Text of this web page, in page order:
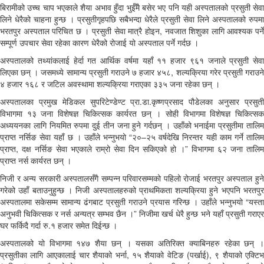
बिरामीको उच्च चाप भएकाले शैया अभाव हुँदा भुईँमै बसेर भए पनि यही अस्पतालको प्रसुती सेवा
लिने धेरैको चाहना हुन्छ । प्रसुतीगृहपछि सबैभन्दा धेरैले प्रसुती सेवा लिने अस्पतालको रुपमा
भरतपुर अस्पताल परिचित छ । प्रसुती सेवा मात्रै होइन, नवजात शिशुका लागि आवश्यक पर्ने
सम्पूर्ण उपचार सेवा रहेका कारण धेरैको रोजाई यो अस्पताल पर्ने गर्दछ ।
अस्पतालको तथ्यांकलाई हेर्दा गत आर्थिक वर्षमा यहाँ ११ हजार ९६१ जनाले प्रसुती सेवा
लिएका छन् । जसमध्ये सामान्य प्रसुती गराउने ७ हजार ४५८, शल्यक्रिया गरेर प्रसुती गराउने
४ हजार १६८ र जटिल अवस्थामा शल्यक्रिया गराएका ३३५ जना रहेका छन् ।
अस्पतालका प्रमुख मेडिकल सुपरिटेण्डेण्ट प्रा.डा.कृष्णप्रसाद पौडेलका अनुसार प्रसुती
विभागमा १३ जना विशेषज्ञ चिकित्सक कार्यरत छन् । सोही विभागमा विशेषज्ञ चिकित्सक
अध्ययनका लागि नियमित रुपमा दुई तीन जना हुने गर्दछन् । उहाँको भनाईमा प्रसुतीमा तालिम
प्राप्त नर्सिङ सेवा यहाँ छ । उहाँले भन्नुभयो “२०–२५ वर्षदेखि निरन्तर यही काम गर्ने तालिम
प्राप्त, दक्ष नर्सिङ सेवा भएकाले राम्रो सेवा दिन सकिएको हो ।” विभागमा ६२ जना तालिम
प्राप्त नर्स कार्यरत छन् ।
निजी र अन्य सरकारी अस्पतालसँगै सम्पन्न परिवारसम्मको पहिलो रोजाई भरतपुर अस्पताल हुने
गरेको उहाँ बताउनुहुन्छ । निजी अस्पतालहरुको प्राथमिकता शल्यक्रिया हुने भएपनि भरतपुर
अस्पतालमा सकेसम्म सामान्य ढंगबाट प्रसुती गराउने प्रयास गरिन्छ । उहाँले भन्नुभयो “यस्ता
अनुभवी चिकित्सक र नर्स अन्यत्र सम्भव छैन ।” निजीमा खर्च धेरै हुन्छ भने यहाँ प्रसुती गराएर
घर फर्किदै गर्दा रु.१ हजार समेत दिईन्छ ।
अस्पतालको यो विभागमा १४७ शैया छन् । यसका अतिरिक्त क्याबिनहरु रहेका छन् ।
प्रसुतीका लागि आएकालाई चार शैयाको भर्ना, १५ शैयाको वेटिङ (पर्खाई), ९ शैयाको एक्टिभ